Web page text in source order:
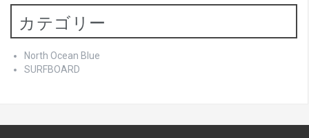
カテゴリー
North Ocean Blue
SURFBOARD